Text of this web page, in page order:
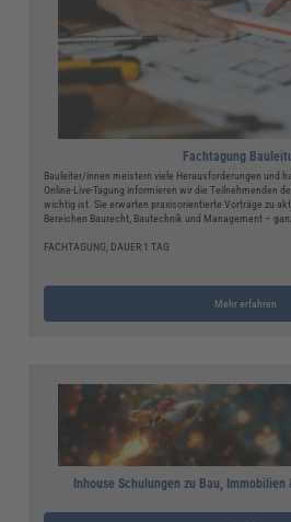
Fachtagung
Bauleiter/innen meistern viele Herausforderungen und
Online-Live-Tagung informieren wir die Teilnehmenden
wichtig ist. Sie erwarten praxisorientierte Vorträge zu
Bereichen Baurecht, Bautechnik und Management –
FACHTAGUNG, DAUER 1 TAG
Mehr erfahren
Inhouse Schulungen zu Bau, Immobilien